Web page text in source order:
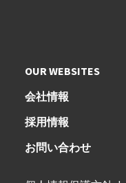
OUR WEBSITES
会社情報
採用情報
お問い合わせ